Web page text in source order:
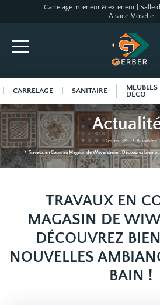
Carrelage intérieur & extérieur | Salle
Alsace Moselle
CARRELAGE SANITAIRE
MEUBLES
DÉCO
Gerber SAS Actualités
Travaux en Cours au Magasin de Wiwersheim : Découvrez
TRAVAUX EN
MAGASIN DE
DÉCOUVREZ
NOUVELLES
BAIN !